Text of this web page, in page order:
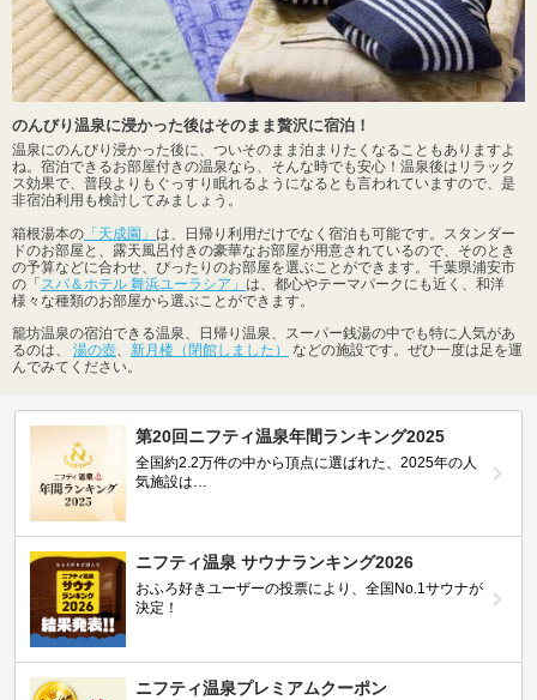
のんびり温泉に浸かった後はそのまま贅沢に宿泊！
温泉にのんびり浸かった後に、ついそのまま泊まりたくなることもありますよ
ね。宿泊できるお部屋付きの温泉なら、そんな時でも安心！温泉後はリラック
ス効果で、普段よりもぐっすり眠れるようになるとも言われていますので、是
非宿泊利用も検討してみましょう。
箱根湯本の 「天成園」 は、日帰り利用だけでなく宿泊も可能です。スタンダー
ドのお部屋と、露天風呂付きの豪華なお部屋が用意されているので、そのとき
の予算などに合わせ、ぴったりのお部屋を選ぶことができます。千葉県浦安市
の「 スパ＆ホテル 舞浜ユーラシア」 は、都心やテーマパークにも近く、和洋
様々な種類のお部屋から選ぶことができます。
籠坊温泉の宿泊できる温泉、日帰り温泉、スーパー銭湯の中でも特に人気があ
るのは、 湯の壺 新月楼（閉館しました）
などの施設です。ぜひ一度は足を運
んでみてください。
第20回ニフティ温泉年間ランキング2025
全国約2.2万件の中から頂点に選ばれた、2025年の人
気施設は…
ニフティ温泉 サウナランキング2026
おふろ好きユーザーの投票により、全国No.1サウナが
決定！
ニフティ温泉プレミアムクーポン